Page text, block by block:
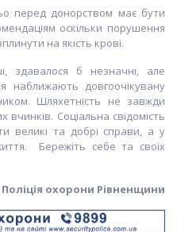
донорством має бути
оскільки порушення
на якість крові.
здавалося б незначні, але
наближають довгоочікувану
Шляхетність не завжди
вчинків. Соціальна свідомість
великі та добрі справи, а у
Бережіть себе та своїх
Поліція охорони Рівненщини